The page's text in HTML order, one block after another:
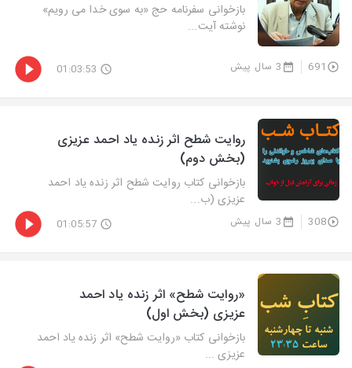
بازخوانی سفرنامه حج «به سوی خدا می رویم»
نوشته آیت...
691 3 سال پیش 01:03:53
روایت شطح اثر زنده یاد احمد عزیزی
(بخش دوم)
بازخوانی كتاب روایت شطح اثر زنده یاد احمد
عزیزی (ب...
308 3 سال پیش 01:05:57
«روایت شطح» اثر زنده یاد احمد
عزیزی (بخش اول)
بازخوانی كتاب «روایت شطح» اثر زنده یاد احمد
عزیزی ...